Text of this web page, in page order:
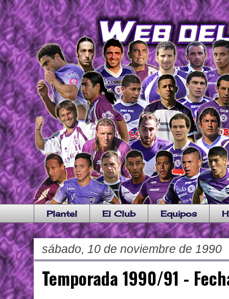
Plantel El Club Equipos
sábado, 10 de noviembre de 1990
Temporada 1990/91 -